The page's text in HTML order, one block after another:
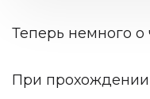
Теперь немного о
При прохождении